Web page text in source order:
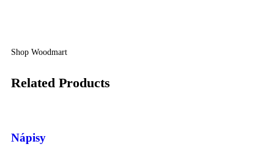
Shop Woodmart
Related Products
Nápisy